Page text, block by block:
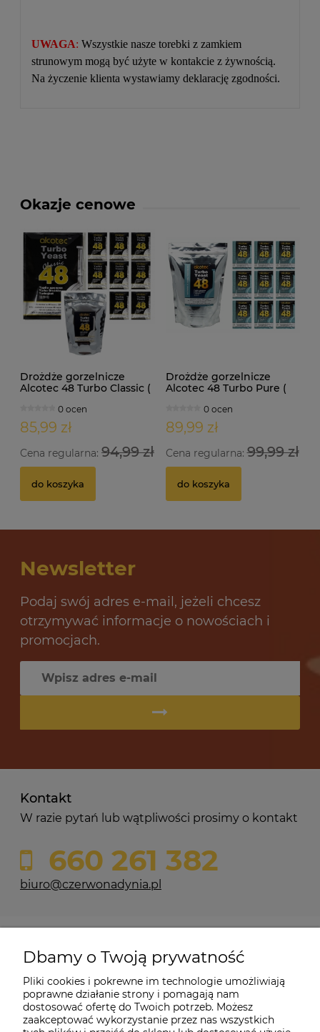
UWAGA: Wszystkie nasze torebki z zamkiem
strunowym mogą być użyte w kontakcie z żywnością.
Na życzenie klienta wystawiamy deklarację zgodności.
Okazje cenowe
Drożdże gorzelnicze
Alcotec 48 Turbo Classic (
0 ocen
85,99 zł
Cena regularna: 94,99 zł
do koszyka
Drożdże gorzelnicze
Alcotec 48 Turbo Pure (
0 ocen
89,99 zł
Cena regularna:99,99 zł
do koszyka
Newsletter
Podaj swój adres e-mail, jeżeli chcesz
otrzymywać informacje o nowościach i
promocjach.
Kontakt
W razie pytań lub wątpliwości prosimy o kontakt
660 261 382
biuro@czerwonadynia.pl
Moje konto
O firmie
Dbamy o Twoją prywatność
Pliki cookies i pokrewne im technologie umożliwiają
poprawne działanie strony i pomagają nam
dostosować ofertę do Twoich potrzeb. Możesz
zaakceptować wykorzystanie przez nas wszystkich